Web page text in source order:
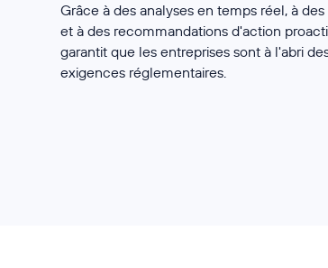
Grâce à des analyses en temps réel, à
et à des recommandations d'action
garantit que les entreprises sont à l'abri
exigences réglementaires.